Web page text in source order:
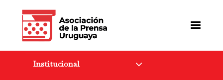
Institucional